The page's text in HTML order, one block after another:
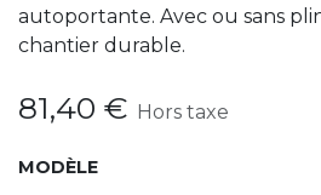
autoportante. Avec ou sans
chantier durable.
81,40 € Hors taxe
MODÈLE